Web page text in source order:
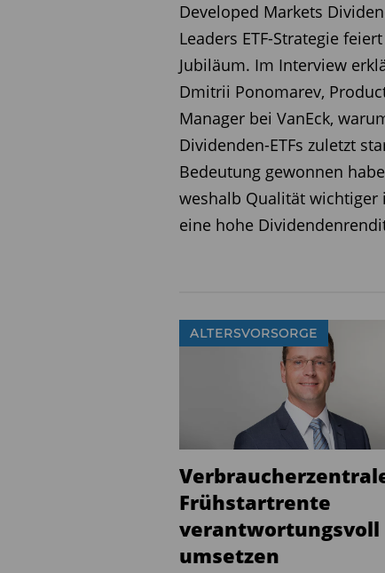
Developed Markets
Leaders ETF-Strategie feiert
Jubiläum. Im Interview
Dmitrii Ponomarev,
Manager bei VanEck,
Dividenden-ETFs zuletzt
Bedeutung gewonnen
weshalb Qualität wichtiger
eine hohe
ALTERSVORSORGE
Frühstartrente
verantwortungsvoll
umsetzen ­ ­ ­ ­ ­ ­